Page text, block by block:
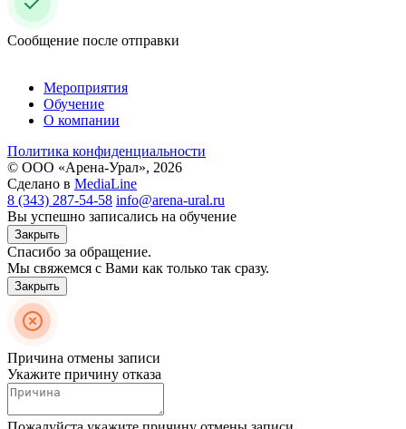
Сообщение после отправки
Мероприятия
Обучение
О компании
Политика конфиденциальности
© ООО «Арена-Урал», 2026
Сделано в MediaLine
8 (343) 287-54-58 info@arena-ural.ru
Вы успешно записались на обучение
Закрыть
Спасибо за обращение.
Мы свяжемся с Вами как только так сразу.
Закрыть
Причина отмены записи
Укажите причину отказа